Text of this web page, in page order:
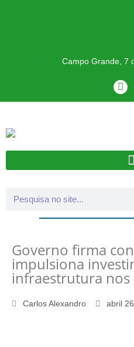
Campo Grande, 7
Governo firma
impulsiona
infraestrutura
Carlos Alexandro abril